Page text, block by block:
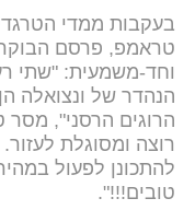
בעקבות ממדי
טראמפ, פרסם
וחד-משמעית: "שתי
הנהדר של ונצואלה
הרוגים הרסני",
רוצה ומסוגלת
להתכונן לפעול
טובים!!!".